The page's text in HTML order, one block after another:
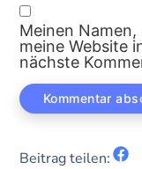
Meinen
meine Website
nächste
Beitrag teilen: